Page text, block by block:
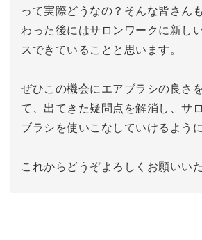
って実際どうなの？そんな皆さん
わった後にはサロンワークに新し
スできていることと思います。
ぜひこの機会にエアブラシの良さ
て、出てきた疑問点を解消し、サ
ブラシを使いこなしていけるよう
これからどうぞよろしくお願いい